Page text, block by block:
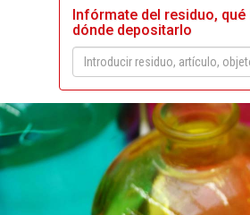
Infórmate del residuo, qué
dónde depositarlo